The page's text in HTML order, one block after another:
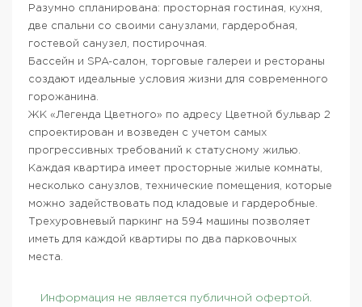
Разумно спланирована: просторная гостиная, кухня,
две спальни со своими санузлами, гардеробная,
гостевой санузел, постирочная.
Бассейн и SPA-салон, торговые галереи и рестораны
создают идеальные условия жизни для современного
горожанина.
ЖК «Легенда Цветного» по адресу Цветной бульвар 2
спроектирован и возведен с учетом самых
прогрессивных требований к статусному жилью.
Каждая квартира имеет просторные жилые комнаты,
несколько санузлов, технические помещения, которые
можно задействовать под кладовые и гардеробные.
Трехуровневый паркинг на 594 машины позволяет
иметь для каждой квартиры по два парковочных
места.
Информация не является публичной офертой.